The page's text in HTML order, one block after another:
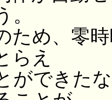
。
ため、零
らえ
ができた